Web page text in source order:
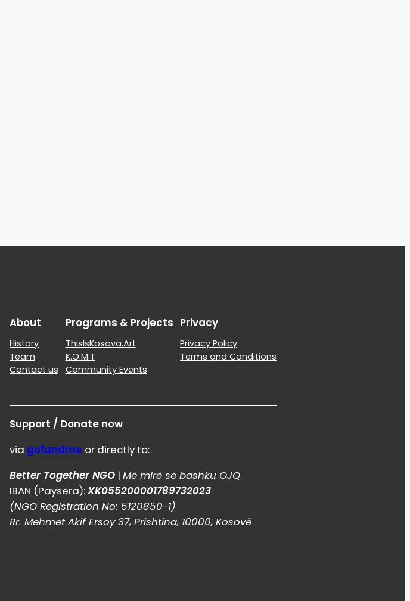
About
History
Team
Contact us
Programs & Projects
ThisIsKosova.Art
K.O.M.T
Community Events
Privacy
Privacy Policy
Terms and Conditions
Support / Donate now
via gofundme or directly to:
Better Together NGO | Më mirë se bashku OJQ
IBAN (Paysera):XK055200001789732023
(NGO Registration No: 5120850-1)
Rr. Mehmet Akif Ersoy 37, Prishtina, 10000, Kosovë